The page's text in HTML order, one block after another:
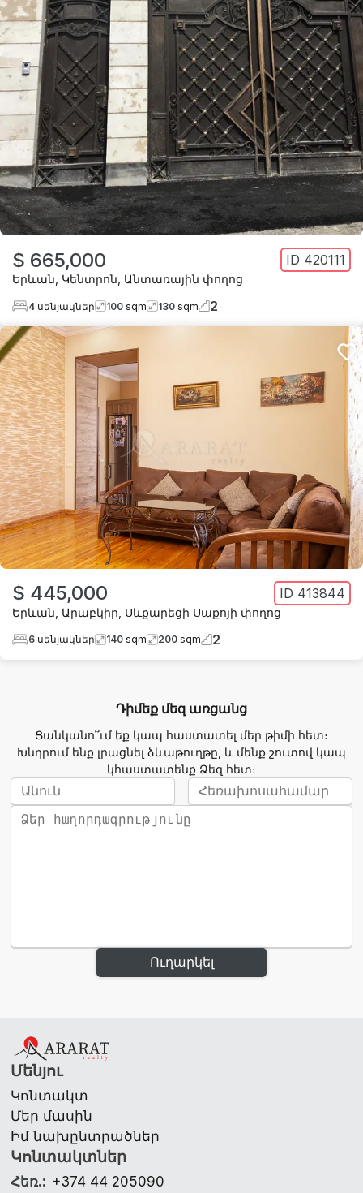
$ 665,000 ID 420111
Երևան Կենտրոն Անտառային փողոց
4 սենյակներ 100 sqm 130 sqm 2
$ 445,000 ID 413844
Երևան Արաբկիր Սևքարեցի Սաքոյի փողոց
6 սենյակներ 140 sqm 200 sqm 2
Դիմեք մեզ առցանց
Ցանկանո՞ւմ եք կապ հաստատել մեր թիմի հետ։
Խնդրում ենք լրացնել ձևաթուղթը, և մենք շուտով կապ
կհաստատենք Ձեզ հետ։
Ուղարկել
Մենյու
Կոնտակտ
Մեր մասին
Իմ նախընտրածներ
Կոնտակտներ
Հեռ.: +374 44 205090